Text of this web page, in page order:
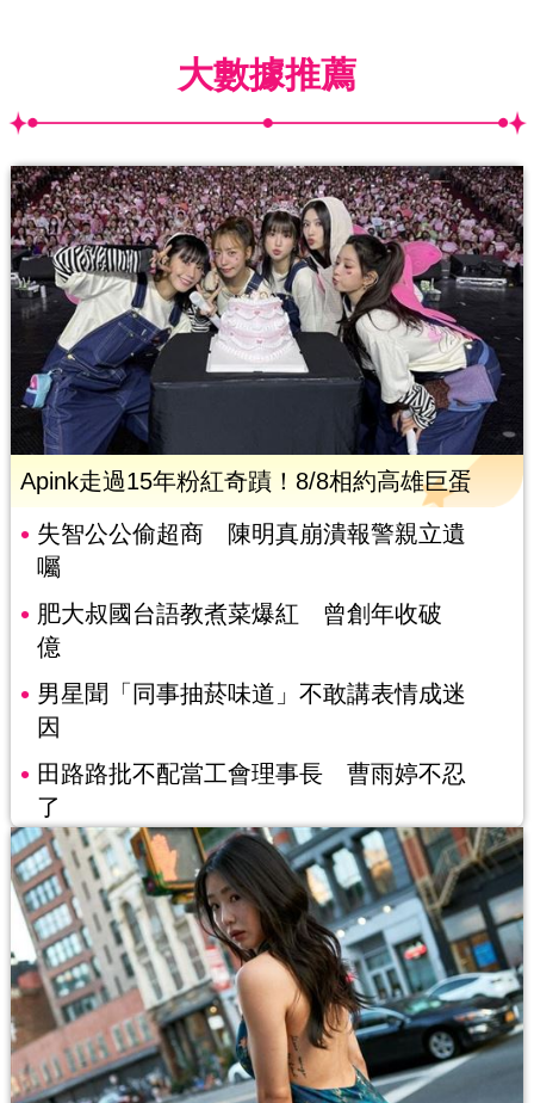
大數據推薦
Apink走過15年粉紅奇蹟！8/8相約高雄巨蛋
失智公公偷超商 陳明真崩潰報警親立遺
囑
肥大叔國台語教煮菜爆紅 曾創年收破
億
男星聞「同事抽菸味道」不敢講表情成迷
因
田路路批不配當工會理事長 曹雨婷不忍
了